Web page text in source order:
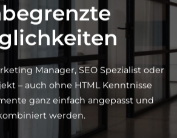
Manager, SEO Spezialist oder
– auch ohne HTML Kenntnisse
ganz einfach angepasst und
werden.